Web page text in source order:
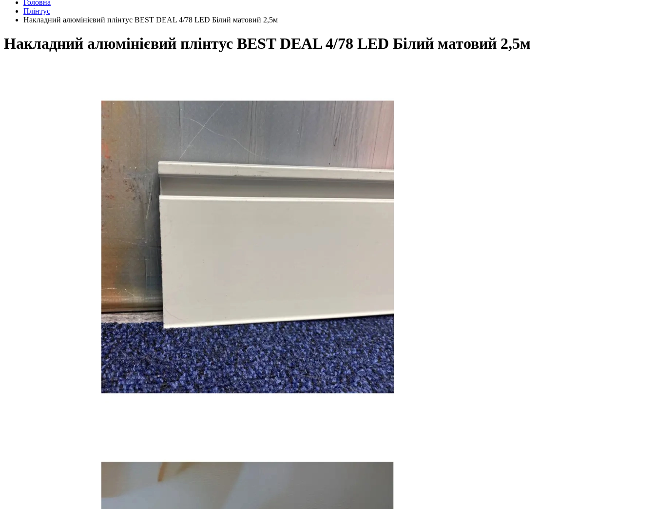
Головна
Плінтус
Накладний алюмінієвий плінтус BEST DEAL 4/78 LED Білий матовий 2,5м
Накладний алюмінієвий плінтус BEST DEAL 4/78 LED Білий матовий 2,5м